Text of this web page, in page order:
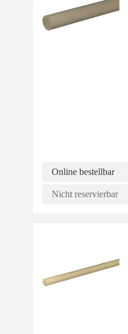
Online bestellbar
Nicht reservierbar